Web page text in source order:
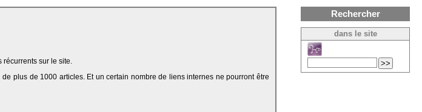
récurrents sur le site.
plus de 1000 articles. Et un certain nombre de liens internes ne pourront être
Rechercher
dans le site